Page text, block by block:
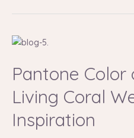
Pantone Color
Living Coral
Inspiration
Pantone
of
Year
Living
Coral